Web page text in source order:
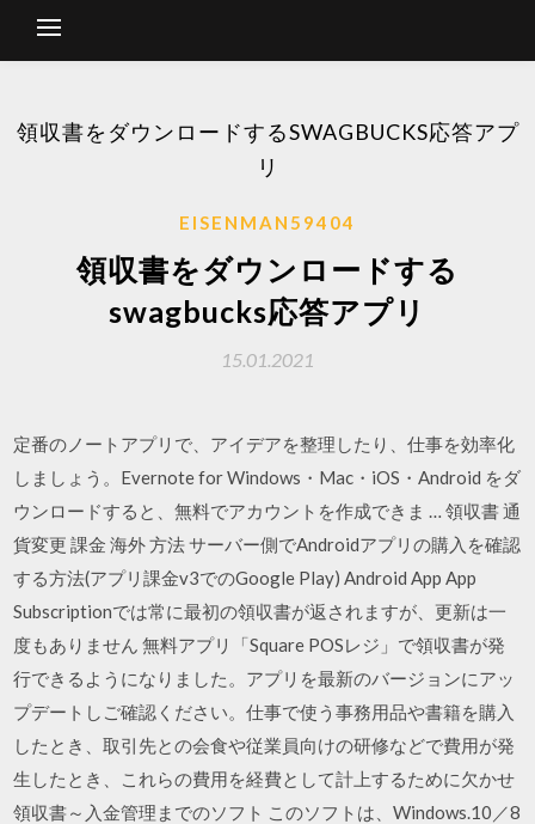
領収書をダウンロードするSWAGBUCKS応答アプ
リ
EISENMAN59404
領収書をダウンロードする
swagbucks応答アプリ
15.01.2021
定番のノートアプリで、アイデアを整理したり、仕事を効率化
しましょう。Evernote for Windows・Mac・iOS・Android をダ
ウンロードすると、無料でアカウントを作成できま … 領収書 通
貨変更 課金 海外 方法 サーバー側でAndroidアプリの購入を確認
する方法(アプリ課金v3でのGoogle Play) Android App App
Subscriptionでは常に最初の領収書が返されますが、更新は一
度もありません 無料アプリ「Square POSレジ」で領収書が発
行できるようになりました。アプリを最新のバージョンにアッ
プデートしご確認ください。仕事で使う事務用品や書籍を購入
したとき、取引先との会食や従業員向けの研修などで費用が発
生したとき、これらの費用を経費として計上するために欠かせ
領収書～入金管理までのソフト このソフトは、Windows.10／8